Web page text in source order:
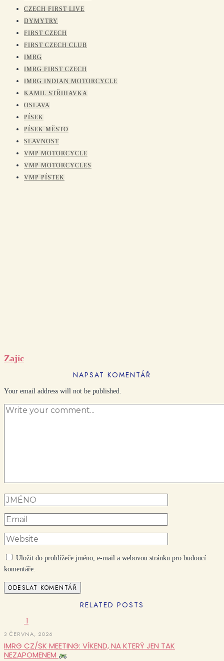
CZECH FIRST LIVE
DYMYTRY
FIRST CZECH
FIRST CZECH CLUB
IMRG
IMRG FIRST CZECH
IMRG INDIAN MOTORCYCLE
KAMIL STŘIHAVKA
OSLAVA
PÍSEK
PÍSEK MĚSTO
SLAVNOST
VMP MOTORCYCLE
VMP MOTORCYCLES
VMP PÍSTEK
Zajíc
NAPSAT KOMENTÁŘ
Your email address will not be published.
Uložit do prohlížeče jméno, e-mail a webovou stránku pro budoucí
komentáře.
RELATED POSTS
I
3 ČERVNA, 2026
IMRG CZ/SK MEETING: VÍKEND, NA KTERÝ JEN TAK
NEZAPOMENEM